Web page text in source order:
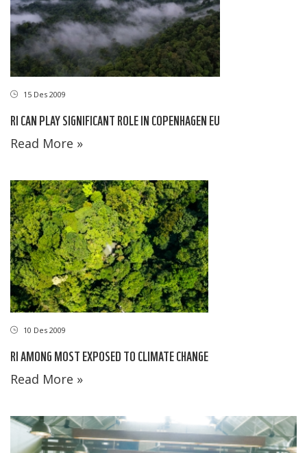
15 Des 2009
RI CAN PLAY SIGNIFICANT ROLE IN COPENHAGEN EU
Read More »
10 Des 2009
RI AMONG MOST EXPOSED TO CLIMATE CHANGE
Read More »